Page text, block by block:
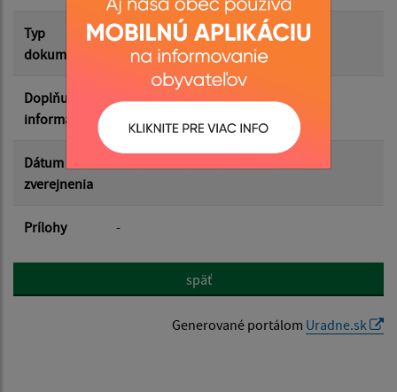
Filtrovať Reset
Typ
dokumentu
Doplňujúce
informácie
Dátum
zverejnenia
Prílohy -
späť
Generované portálom Uradne.sk